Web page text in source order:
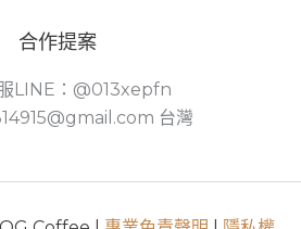
合作提案
LINE：@013xepfn
台灣